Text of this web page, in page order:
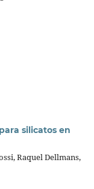
silicatos en
Raquel Dellmans,